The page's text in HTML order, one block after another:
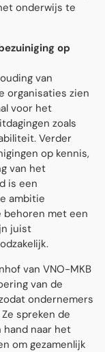
onderwijs te
op
van
organisaties zien
voor het
zoals
Verder
op kennis,
van het
is een
ambitie
met een
juist
van VNO-MKB
van de
ondernemers
spreken de
naar het
om gezamenlijk